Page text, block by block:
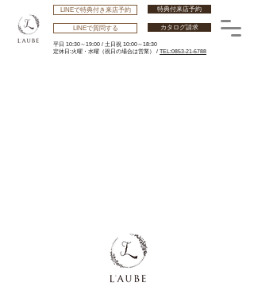
特典付来店予約
LINEで特典付き来店予約
カタログ請求
平日 10:30～19:00 / 土日祝 10:00～18:30
​定休日:火曜・水曜 （祝日の場合は営業） / TEL:0853-21-6788
LINEで質問する